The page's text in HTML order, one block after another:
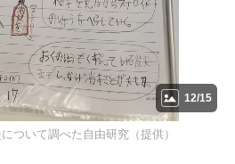
12/15
ついて調べた自由研究（提供）